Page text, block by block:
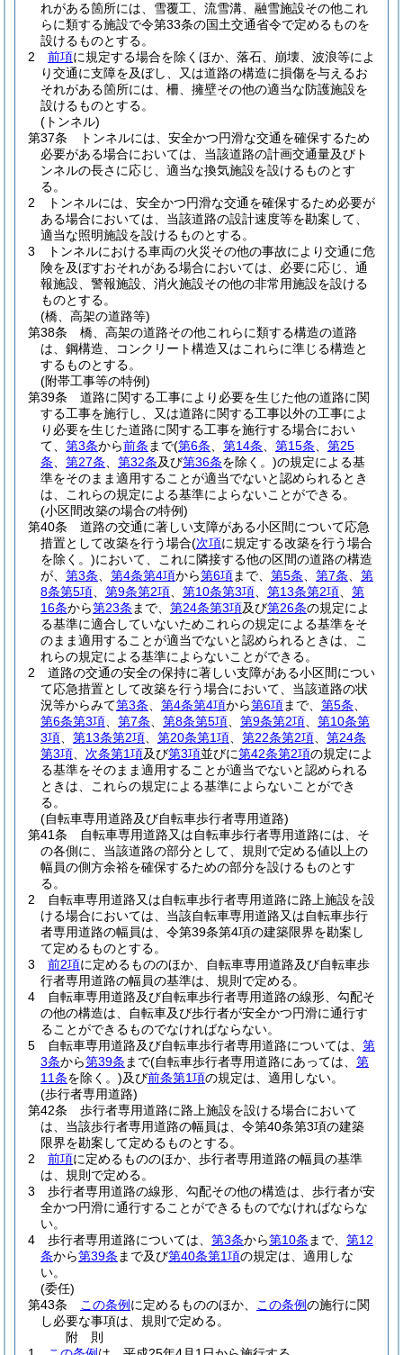
れがある箇所には、雪覆工、流雪溝、融雪施設その他これ
らに類する施設で令第33条の国土交通省令で定めるものを
設けるものとする。
2
前項に規定する場合を除くほか、落石、崩壊、波浪等によ
り交通に支障を及ぼし、又は道路の構造に損傷を与えるお
それがある箇所には、柵、擁壁その他の適当な防護施設を
設けるものとする。
(トンネル)
第37条
トンネルには、安全かつ円滑な交通を確保するため
必要がある場合においては、当該道路の計画交通量及びト
ンネルの長さに応じ、適当な換気施設を設けるものとす
る。
2
トンネルには、安全かつ円滑な交通を確保するため必要が
ある場合においては、当該道路の設計速度等を勘案して、
適当な照明施設を設けるものとする。
3
トンネルにおける車両の火災その他の事故により交通に危
険を及ぼすおそれがある場合においては、必要に応じ、通
報施設、警報施設、消火施設その他の非常用施設を設ける
ものとする。
(橋、高架の道路等)
第38条
橋、高架の道路その他これらに類する構造の道路
は、鋼構造、コンクリート構造又はこれらに準じる構造と
するものとする。
(附帯工事等の特例)
第39条
道路に関する工事により必要を生じた他の道路に関
する工事を施行し、又は道路に関する工事以外の工事によ
り必要を生じた道路に関する工事を施行する場合におい
て、 第3条から前条 まで(第6条 第14条 第15条
第25
条
第27条 第32条及び第36条を除く。)の規定による基
準をそのまま適用することが適当でないと認められるとき
は、これらの規定による基準によらないことができる。
(小区間改築の場合の特例)
第40条
道路の交通に著しい支障がある小区間について応急
措置として改築を行う場合(次項に規定する改築を行う場合
を除く。)において、これに隣接する他の区間の道路の構造
が、 第3条 第4条第4項から第6項まで、 第5条 第7条
第
8条第5項
第9条第2項 第10条第3項 第13条第2項
第
16条から第23条 まで、 第24条第3項及び第26条の規定によ
る基準に適合していないためこれらの規定による基準をそ
のまま適用することが適当でないと認められるときは、こ
れらの規定による基準によらないことができる。
2
道路の交通の安全の保持に著しい支障がある小区間につい
て応急措置として改築を行う場合において、当該道路の状
況等からみて第3条 第4条第4項から第6項まで、 第5条
第6条第3項
第7条 第8条第5項 第9条第2項
第10条第
3項
第13条第2項 第20条第1項 第22条第2項
第24条
第3項
次条第1項及び第3項並びに第42条第2項の規定によ
る基準をそのまま適用することが適当でないと認められる
ときは、これらの規定による基準によらないことができ
る。
(自転車専用道路及び自転車歩行者専用道路)
第41条
自転車専用道路又は自転車歩行者専用道路には、そ
の各側に、当該道路の部分として、規則で定める値以上の
幅員の側方余裕を確保するための部分を設けるものとす
る。
2
自転車専用道路又は自転車歩行者専用道路に路上施設を設
ける場合においては、当該自転車専用道路又は自転車歩行
者専用道路の幅員は、令第39条第4項の建築限界を勘案し
て定めるものとする。
3
前2項に定めるもののほか、自転車専用道路及び自転車歩
行者専用道路の幅員の基準は、規則で定める。
4
自転車専用道路及び自転車歩行者専用道路の線形、勾配そ
の他の構造は、自転車及び歩行者が安全かつ円滑に通行す
ることができるものでなければならない。
5
自転車専用道路及び自転車歩行者専用道路については、 第
3条から第39条 まで(自転車歩行者専用道路にあっては、 第
11条を除く。)及び前条第1項の規定は、適用しない。
(歩行者専用道路)
第42条
歩行者専用道路に路上施設を設ける場合において
は、当該歩行者専用道路の幅員は、令第40条第3項の建築
限界を勘案して定めるものとする。
2
前項に定めるもののほか、歩行者専用道路の幅員の基準
は、規則で定める。
3
歩行者専用道路の線形、勾配その他の構造は、歩行者が安
全かつ円滑に通行することができるものでなければならな
い。
4
歩行者専用道路については、 第3条から第10条 まで、 第12
条から第39条 まで及び第40条第1項の規定は、適用しな
い。
(委任)
第43条
この条例 に定めるもののほか、 この条例の施行に関
し必要な事項は、規則で定める。
附 則